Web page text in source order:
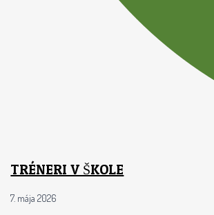
TRÉNERI V ŠKOLE
7. mája 2026